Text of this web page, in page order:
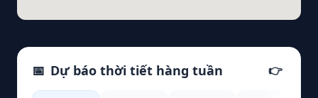
📅 Dự báo thời tiết hàng tuần 👉